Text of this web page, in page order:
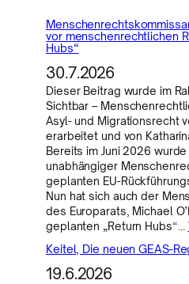
vor menschenrechtlichen
Hubs“
30.7.2026
Dieser Beitrag wurde im
Sichtbar –
Asyl- und Migrationsrecht
erarbeitet und von
Bereits im Juni 2026
unabhängiger
geplanten EU-
Nun hat sich auch der
des Europarats, Michael
geplanten „Return Hubs“…
Keitel, Die neuen GEAS-
19.6.2026